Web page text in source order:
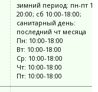
зимний период: пн-пт
20:00; сб 10:00-18:00;
санитарный день:
последний чт месяца
Пн: 10:00-18:00
Вт: 10:00-18:00
Ср: 10:00-18:00
Чт: 10:00-18:00
Пт: 10:00-18:00